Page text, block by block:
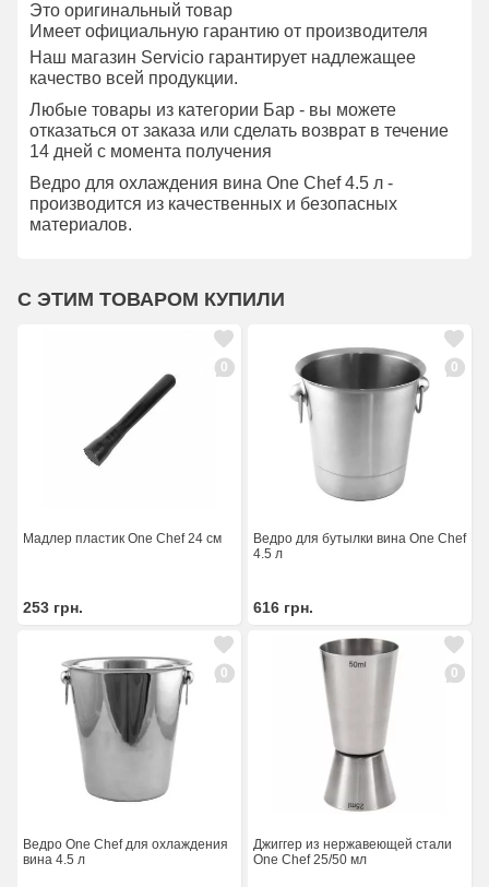
Это оригинальный товар
Имеет официальную гарантию от производителя
Наш магазин Servicio гарантирует надлежащее
качество всей продукции.
Любые товары из категории Бар - вы можете
отказаться от заказа или сделать возврат в течение
14 дней с момента получения
Ведро для охлаждения вина One Chef 4.5 л -
производится из качественных и безопасных
материалов.
С ЭТИМ ТОВАРОМ КУПИЛИ
0
Мадлер пластик One Chef 24 см
253 грн.
0
Ведро для бутылки вина One Chef
4.5 л
616 грн.
0
Ведро One Chef для охлаждения
вина 4.5 л
0
Джиггер из нержавеющей стали
One Chef 25/50 мл